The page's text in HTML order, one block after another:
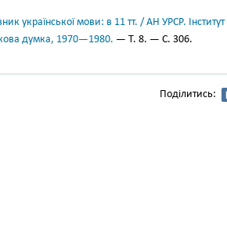
української мови: в 11 тт. / АН УРСР.
думка, 1970—1980. — Т. 8. — С. 306.
Поділитись: